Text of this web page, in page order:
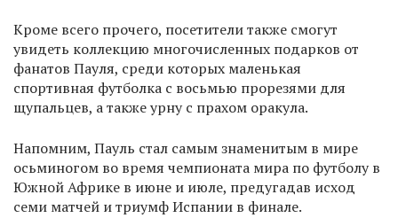
Кроме всего прочего, посетители также смогут
увидеть коллекцию многочисленных подарков от
фанатов Пауля, среди которых маленькая
спортивная футболка с восьмью прорезями для
щупальцев, а также урну с прахом оракула.
Напомним, Пауль стал самым знаменитым в мире
осьминогом во время чемпионата мира по футболу в
Южной Африке в июне и июле, предугадав исход
семи матчей и триумф Испании в финале.